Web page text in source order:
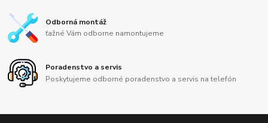
Odborná montáž
ťažné Vám odborne namontujeme
Poradenstvo a servis
Poskytujeme odborné poradenstvo a servis na telefón